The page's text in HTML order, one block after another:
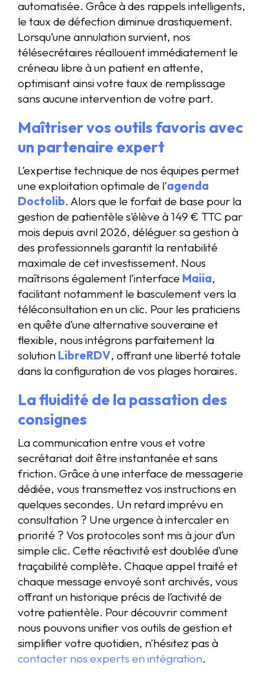
automatisée. Grâce à des rappels intelligents,
le taux de défection diminue drastiquement.
Lorsqu’une annulation survient, nos
télésecrétaires réallouent immédiatement le
créneau libre à un patient en attente,
optimisant ainsi votre taux de remplissage
sans aucune intervention de votre part.
Maîtriser vos outils favoris avec
un partenaire expert
L’expertise technique de nos équipes permet
une exploitation optimale de l’agenda
Doctolib. Alors que le forfait de base pour la
gestion de patientèle s’élève à 149 € TTC par
mois depuis avril 2026, déléguer sa gestion à
des professionnels garantit la rentabilité
maximale de cet investissement. Nous
maîtrisons également l’interface Maiia,
facilitant notamment le basculement vers la
téléconsultation en un clic. Pour les praticiens
en quête d’une alternative souveraine et
flexible, nous intégrons parfaitement la
solution LibreRDV, offrant une liberté totale
dans la configuration de vos plages horaires.
La fluidité de la passation des
consignes
La communication entre vous et votre
secrétariat doit être instantanée et sans
friction. Grâce à une interface de messagerie
dédiée, vous transmettez vos instructions en
quelques secondes. Un retard imprévu en
consultation ? Une urgence à intercaler en
priorité ? Vos protocoles sont mis à jour d’un
simple clic. Cette réactivité est doublée d’une
traçabilité complète. Chaque appel traité et
chaque message envoyé sont archivés, vous
offrant un historique précis de l’activité de
votre patientèle. Pour découvrir comment
nous pouvons unifier vos outils de gestion et
simplifier votre quotidien, n’hésitez pas à
contacter nos experts en intégration.